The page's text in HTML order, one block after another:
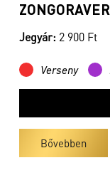
Jegyár: 2 900 Ft
Verseny
Bővebben